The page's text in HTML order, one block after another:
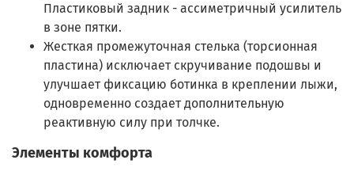
Пластиковый задник - ассиметричный усилитель
в зоне пятки.
Жесткая промежуточная стелька (торсионная
пластина) исключает скручивание подошвы и
улучшает фиксацию ботинка в креплении лыжи,
одновременно создает дополнительную
реактивную силу при толчке.
Элементы комфорта